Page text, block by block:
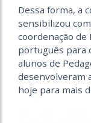
Dessa forma, a
sensibilizou
coordenação de
português para
alunos de
desenvolveram
hoje para mais